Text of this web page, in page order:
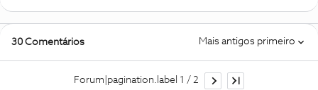
30 Comentários Mais antigos primeiro
Forum|pagination.label 1 / 2